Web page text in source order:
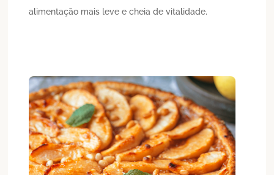
alimentação mais leve e cheia de vitalidade.